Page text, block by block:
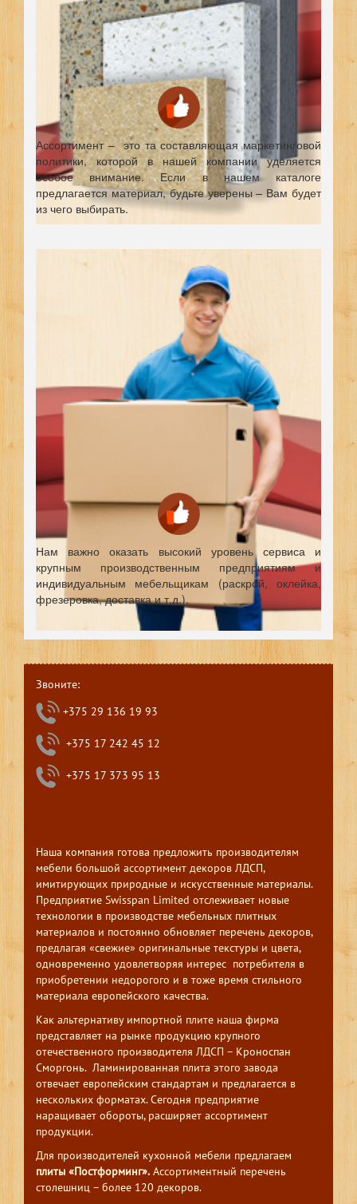
Ассортимент – это та составляющая маркетинговой
политики, которой в нашей компании уделяется
особое внимание. Если в нашем каталоге
предлагается материал, будьте уверены – Вам будет
из чего выбирать.
Нам важно оказать высокий уровень сервиса и
крупным производственным предприятиям и
индивидуальным мебельщикам (раскрой, оклейка,
фрезеровка, доставка и т.д.).
Звоните:
+375 29 136 19 93
+375 17 242 45 12
+375 17 373 95 13
Наша компания готова предложить производителям
мебели большой ассортимент декоров ЛДСП,
имитирующих природные и искусственные материалы.
Предприятие Swisspan Limited отслеживает новые
технологии в производстве мебельных плитных
материалов и постоянно обновляет перечень декоров,
предлагая «свежие» оригинальные текстуры и цвета,
одновременно удовлетворяя интерес потребителя в
приобретении недорогого и в тоже время стильного
материала европейского качества.
Как альтернативу импортной плите наша фирма
представляет на рынке продукцию крупного
отечественного производителя ЛДСП – Кроноспан
Сморгонь. Ламинированная плита этого завода
отвечает европейским стандартам и предлагается в
нескольких форматах. Сегодня предприятие
наращивает обороты, расширяет ассортимент
продукции.
Для производителей кухонной мебели предлагаем
плиты «Постформинг». Ассортиментный перечень
столешниц – более 120 декоров.